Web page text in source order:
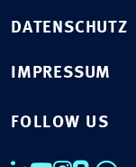
DATENSCHUTZ
IMPRESSUM
FOLLOW US